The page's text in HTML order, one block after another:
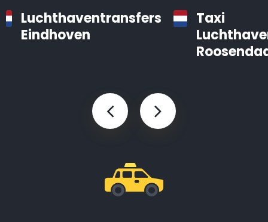
Luchthaventransfers
Eindhoven
Taxi